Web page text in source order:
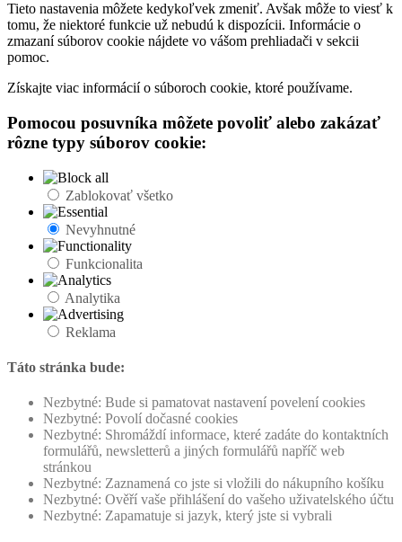
Tieto nastavenia môžete kedykoľvek zmeniť. Avšak môže to viesť k
tomu, že niektoré funkcie už nebudú k dispozícii. Informácie o
zmazaní súborov cookie nájdete vo vášom prehliadači v sekcii
pomoc.
Získajte viac informácií o súboroch cookie, ktoré používame.
Pomocou posuvníka môžete povoliť alebo zakázať
rôzne typy súborov cookie:
Zablokovať všetko
Nevyhnutné
Funkcionalita
Analytika
Reklama
Táto stránka bude:
Nezbytné: Bude si pamatovat nastavení povelení cookies
Nezbytné: Povolí dočasné cookies
Nezbytné: Shromáždí informace, které zadáte do kontaktních
formulářů, newsletterů a jiných formulářů napříč web
stránkou
Nezbytné: Zaznamená co jste si vložili do nákupního košíku
Nezbytné: Ověří vaše přihlášení do vašeho uživatelského účtu
Nezbytné: Zapamatuje si jazyk, který jste si vybrali